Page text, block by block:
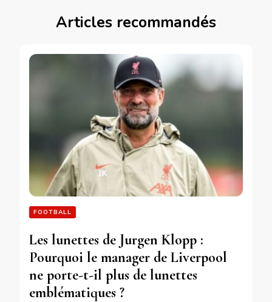
Articles recommandés
FOOTBALL
Les lunettes de Jurgen Klopp :
Pourquoi le manager de Liverpool
ne porte-t-il plus de lunettes
emblématiques ?